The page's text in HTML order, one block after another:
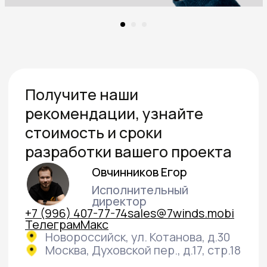
Отправить заявку
Нажимая кнопку «Отправить заявку»,
я даю согласие на обработку
своихконфиденциальных данныхи даю
согласие получать информационные
письма, понимая, что могу отписаться
в любой момент.